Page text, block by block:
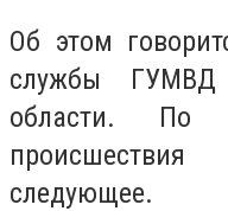
Об этом
службы ГУМВД
области. По
следующее.